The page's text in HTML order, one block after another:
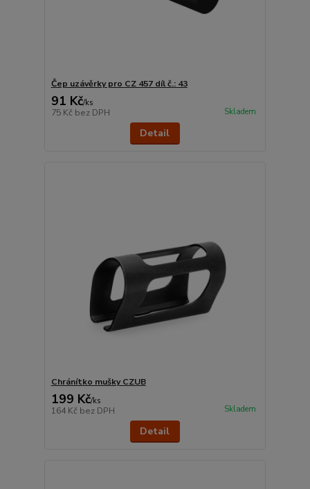
Čep uzávěrky pro CZ 457 díl č.: 43
91 Kč/ks
75 Kč bez DPH Skladem
Detail
Chránítko mušky CZUB
199 Kč/ks
164 Kč bez DPH Skladem
Detail